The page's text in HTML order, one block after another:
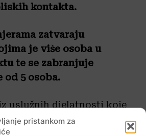
pristankom za
kontakta.
zatvaraju
je više osoba u
te se zabranjuje
5 osoba.
uslužnih djelatnosti koje
osigurana je normalna
promet normalno